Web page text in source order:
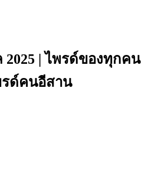
| ไพรด์ของทุกคน
ด์คนอีสาน